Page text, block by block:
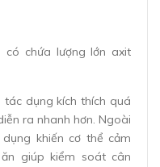
có chứa lượng lớn axit
dụng kích thích quá
ra nhanh hơn. Ngoài
khiến cơ thể cảm
giúp kiểm soát cân